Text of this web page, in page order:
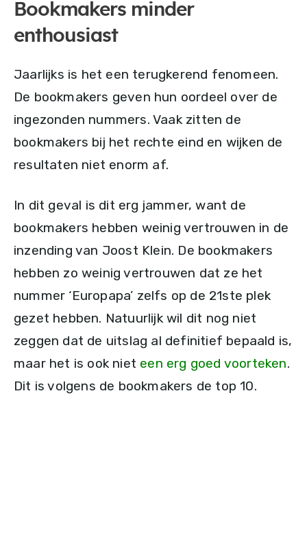
Bookmakers minder
enthousiast
Jaarlijks is het een terugkerend fenomeen.
De bookmakers geven hun oordeel over de
ingezonden nummers. Vaak zitten de
bookmakers bij het rechte eind en wijken de
resultaten niet enorm af.
In dit geval is dit erg jammer, want de
bookmakers hebben weinig vertrouwen in de
inzending van Joost Klein. De bookmakers
hebben zo weinig vertrouwen dat ze het
nummer ‘Europapa’ zelfs op de 21ste plek
gezet hebben. Natuurlijk wil dit nog niet
zeggen dat de uitslag al definitief bepaald is,
maar het is ook niet een erg goed voorteken.
Dit is volgens de bookmakers de top 10.